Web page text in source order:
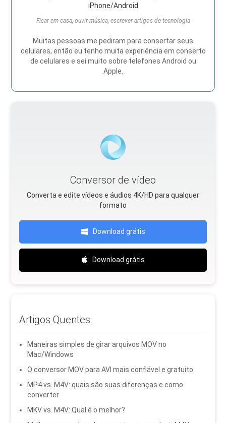
iPhone/Android
Ficar em casa, ouvir música, escrever artigos de tecnologia
Muitas pessoas me pediram para consertar seus
celulares, então eu tenho muita experiência em conserto
de celulares e sei muito sobre telefones Android ou
Apple.
Conversor de vídeo
Converta e edite vídeos e áudios 4K/HD para qualquer
formato
Download grátis
Download grátis
Artigos Quentes
Maneiras simples de girar arquivos MOV no
Mac/Windows
O conversor MOV para AVI mais confiável e gratuito
MP4 vs. M4V: quais são suas diferenças e como
converter
MKV vs. M4V: Qual é o melhor?